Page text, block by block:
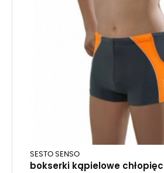
SESTO SENSO
bokserki kąpielowe